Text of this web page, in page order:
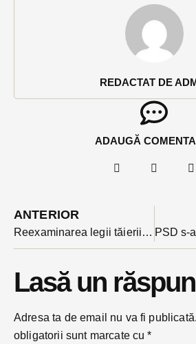
REDACTAT DE
ADAUGĂ
ANTERIOR
Reexaminarea legii tăierii celor 102 taxe respinsă și de Camera Deputaților. Cel mai tarziu în februarie va intra în vigoare.
Lasă un
Adresa ta de email nu va fi publicată.
obligatorii sunt marcate cu*